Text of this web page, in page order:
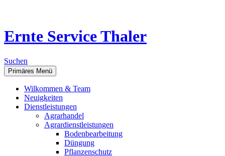
Ernte Service Thaler
Suchen
Primäres Menü
Wilkommen & Team
Neuigkeiten
Dienstleistungen
Agrarhandel
Agrardienstleistungen
Bodenbearbeitung
Düngung
Pflanzenschutz